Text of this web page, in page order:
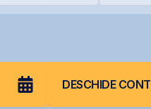
DESCHIDE CONT